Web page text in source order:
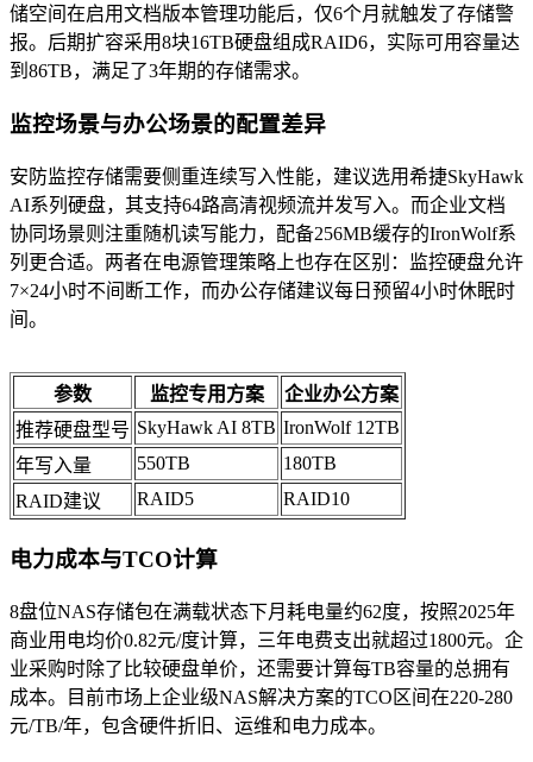
储空间在启用文档版本管理功能后，仅6个月就触发了存储警
报。后期扩容采用8块16TB硬盘组成RAID6，实际可用容量达
到86TB，满足了3年期的存储需求。
监控场景与办公场景的配置差异
安防监控存储需要侧重连续写入性能，建议选用希捷SkyHawk
AI系列硬盘，其支持64路高清视频流并发写入。而企业文档
协同场景则注重随机读写能力，配备256MB缓存的IronWolf系
列更合适。两者在电源管理策略上也存在区别：监控硬盘允许
7×24小时不间断工作，而办公存储建议每日预留4小时休眠时
间。
参数 监控专用方案
企业办公方案
推荐硬盘型号 SkyHawk AI 8TB IronWolf 12TB
年写入量
550TB
180TB
RAID建议
RAID5 RAID10
电力成本与TCO计算
8盘位NAS存储包在满载状态下月耗电量约62度，按照2025年
商业用电均价0.82元/度计算，三年电费支出就超过1800元。企
业采购时除了比较硬盘单价，还需要计算每TB容量的总拥有
成本。目前市场上企业级NAS解决方案的TCO区间在220-280
元/TB/年，包含硬件折旧、运维和电力成本。